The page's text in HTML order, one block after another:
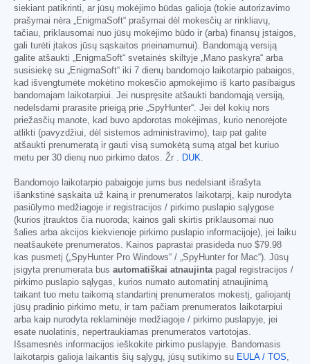
siekiant patikrinti, ar jūsų mokėjimo būdas galioja (tokie autorizavimo
prašymai nėra „EnigmaSoft“ prašymai dėl mokesčių ar rinkliavų,
tačiau, priklausomai nuo jūsų mokėjimo būdo ir (arba) finansų įstaigos,
gali turėti įtakos jūsų sąskaitos prieinamumui). Bandomąją versiją
galite atšaukti „EnigmaSoft“ svetainės skiltyje „Mano paskyra“ arba
susisiekę su „EnigmaSoft“ iki 7 dienų bandomojo laikotarpio pabaigos,
kad išvengtumėte mokėtino mokesčio apmokėjimo iš karto pasibaigus
bandomajam laikotarpiui. Jei nuspręsite atšaukti bandomąją versiją,
nedelsdami prarasite prieigą prie „SpyHunter“. Jei dėl kokių nors
priežasčių manote, kad buvo apdorotas mokėjimas, kurio nenorėjote
atlikti (pavyzdžiui, dėl sistemos administravimo), taip pat galite
atšaukti prenumeratą ir gauti visą sumokėtą sumą atgal bet kuriuo
metu per 30 dienų nuo pirkimo datos. Žr . DUK.
Bandomojo laikotarpio pabaigoje jums bus nedelsiant išrašyta
išankstinė sąskaita už kainą ir prenumeratos laikotarpį, kaip nurodyta
pasiūlymo medžiagoje ir registracijos / pirkimo puslapio sąlygose
(kurios įtrauktos čia nuoroda; kainos gali skirtis priklausomai nuo
šalies arba akcijos kiekvienoje pirkimo puslapio informacijoje), jei laiku
neatšaukėte prenumeratos. Kainos paprastai prasideda nuo $79.98
kas pusmetį („SpyHunter Pro Windows“ / „SpyHunter for Mac“). Jūsų
įsigyta prenumerata bus automatiškai atnaujintapagal registracijos /
pirkimo puslapio sąlygas, kurios numato automatinį atnaujinimą
taikant tuo metu taikomą standartinį prenumeratos mokestį, galiojantį
jūsų pradinio pirkimo metu, ir tam pačiam prenumeratos laikotarpiui
arba kaip nurodyta reklaminėje medžiagoje / pirkimo puslapyje, jei
esate nuolatinis, nepertraukiamas prenumeratos vartotojas.
Išsamesnės informacijos ieškokite pirkimo puslapyje. Bandomasis
laikotarpis galioja laikantis šių sąlygų, jūsų sutikimo su EULA / TOS,